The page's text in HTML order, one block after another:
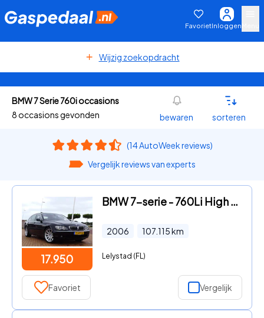
FavorietInloggen
Wijzig zoekopdracht
BMW 7 Serie 760i occasions
8 occasions gevonden
bewaren sorteren
(14 AutoWeek reviews)
Vergelijk reviews van experts
17.950
BMW 7-serie - 760Li High Exe Schuifdak Koelkast Dubbel glas
2006 107.115km
Lelystad (FL)
Favoriet Vergelijk